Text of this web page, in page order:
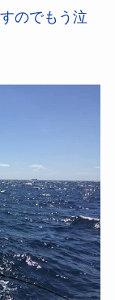
のでもう泣